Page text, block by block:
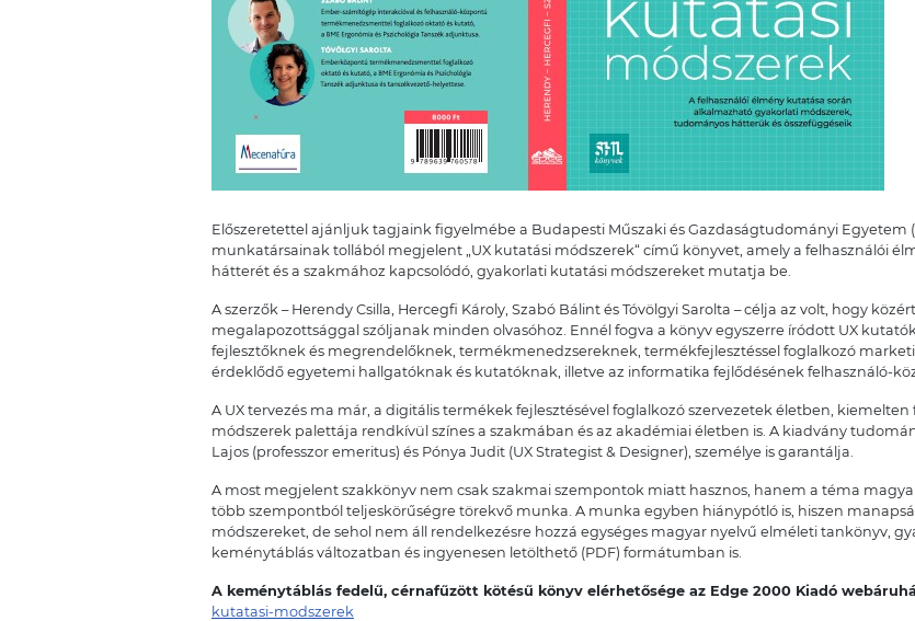
Előszeretettel ajánljuk tagjaink figyelmébe a Budapesti Műszaki és Gazdaságtudományi Egyetem
munkatársainak tollából megjelent „UX kutatási módszerek“ című könyvet, amely a felhasználói
hátterét és a szakmához kapcsolódó, gyakorlati kutatási módszereket mutatja be.
A szerzők – Herendy Csilla, Hercegfi Károly, Szabó Bálint és Tóvölgyi Sarolta – célja az volt, hogy
megalapozottsággal szóljanak minden olvasóhoz. Ennél fogva a könyv egyszerre íródott UX
fejlesztőknek és megrendelőknek, termékmenedzsereknek, termékfejlesztéssel foglalkozó
érdeklődő egyetemi hallgatóknak és kutatóknak, illetve az informatika fejlődésének felhasználó-
A UX tervezés ma már, a digitális termékek fejlesztésével foglalkozó szervezetek életben,
módszerek palettája rendkívül színes a szakmában és az akadémiai életben is. A kiadvány
Lajos (professzor emeritus) és Pónya Judit (UX Strategist & Designer), személye is garantálja.
A most megjelent szakkönyv nem csak szakmai szempontok miatt hasznos, hanem a téma
több szempontból teljeskörűségre törekvő munka. A munka egyben hiánypótló is, hiszen
módszereket, de sehol nem áll rendelkezésre hozzá egységes magyar nyelvű elméleti tankönyv,
keménytáblás változatban és ingyenesen letölthető (PDF) formátumban is.
A keménytáblás fedelű, cérnafűzött kötésű könyv elérhetősége az Edge 2000 Kiadó
kutatasi-modszerek